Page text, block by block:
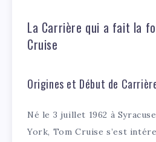
La Carrière qui a fait la
Cruise
Origines et Début de
Né le 3 juillet 1962 à
York, Tom Cruise s’est